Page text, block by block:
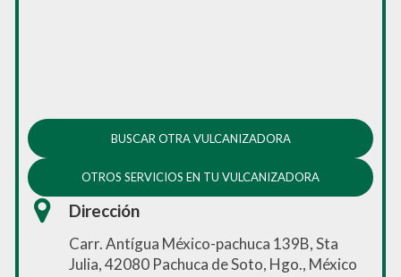
BUSCAR OTRA VULCANIZADORA
OTROS SERVICIOS EN TU VULCANIZADORA
Dirección
Carr. Antígua México-pachuca 139B, Sta
Julia, 42080 Pachuca de Soto, Hgo., México